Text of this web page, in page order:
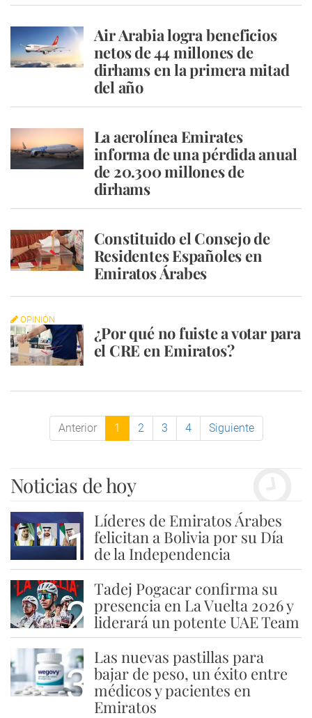
Air Arabia logra beneficios
netos de 44 millones de
dirhams en la primera mitad
del año
La aerolínea Emirates
informa de una pérdida anual
de 20.300 millones de
dirhams
Constituido el Consejo de
Residentes Españoles en
Emiratos Árabes
OPINIÓN
¿Por qué no fuiste a votar para
el CRE en Emiratos?
Anterior 1 2 3 4 Siguiente
Noticias de hoy
1
Líderes de Emiratos Árabes
felicitan a Bolivia por su Día
de la Independencia
2
Tadej Pogacar confirma su
presencia en La Vuelta 2026 y
liderará un potente UAE Team
3
Las nuevas pastillas para
bajar de peso, un éxito entre
médicos y pacientes en
Emiratos